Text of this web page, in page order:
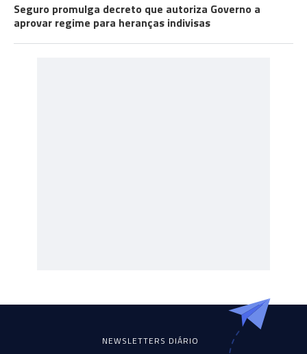
Seguro promulga decreto que autoriza Governo a
aprovar regime para heranças indivisas
NEWSLETTERS DIÁRIO